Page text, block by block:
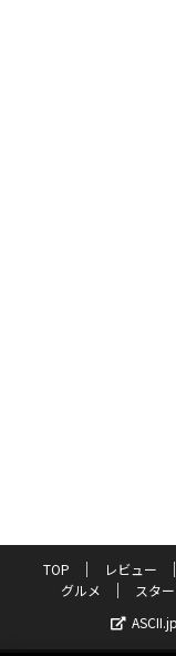
TOP レビュー
グルメ
スタ
ASCII.jp